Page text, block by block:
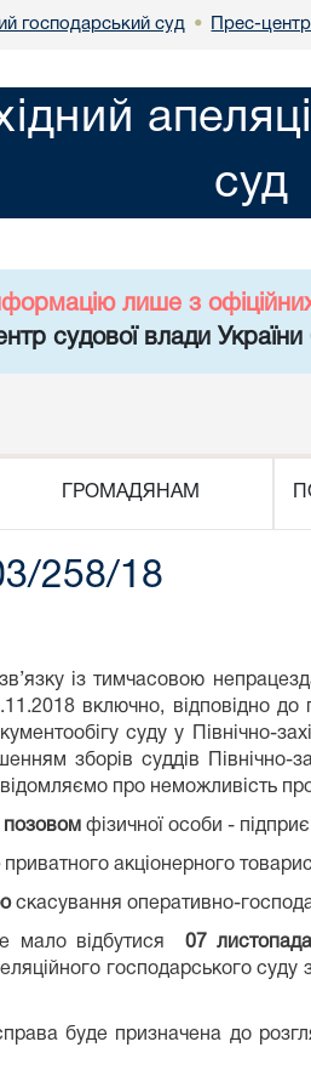
господарський суд • Прес-центр
суд
лише з
судової влади
ГРОМАДЯНАМ
258/18
із тимчасовою
включно, відповідно до
суду у Північно-
зборів суддів Північно-
про неможливість
позовом фізичної особи -
приватного акціонерного
скасування оперативно-
мало відбутися 07
господарського
буде призначена до